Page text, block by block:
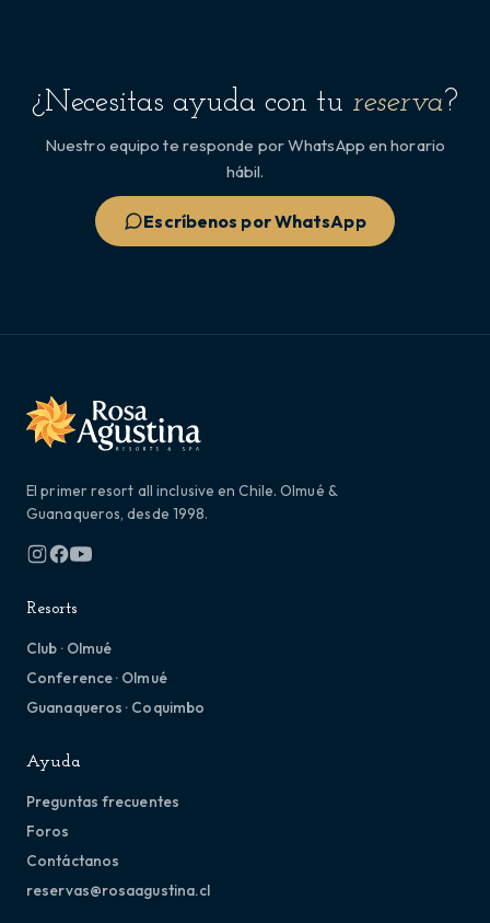
¿Necesitas ayuda con tu reserva?
Nuestro equipo te responde por WhatsApp en horario
hábil.
Escríbenos por WhatsApp
El primer resort all inclusive en Chile. Olmué &
Guanaqueros, desde 1998.
Resorts
Club · Olmué
Conference · Olmué
Guanaqueros · Coquimbo
Ayuda
Preguntas frecuentes
Foros
Contáctanos
reservas@rosaagustina.cl